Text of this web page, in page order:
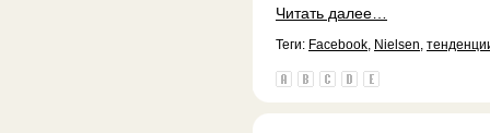
Читать далее…
Теги: Facebook, Nielsen,